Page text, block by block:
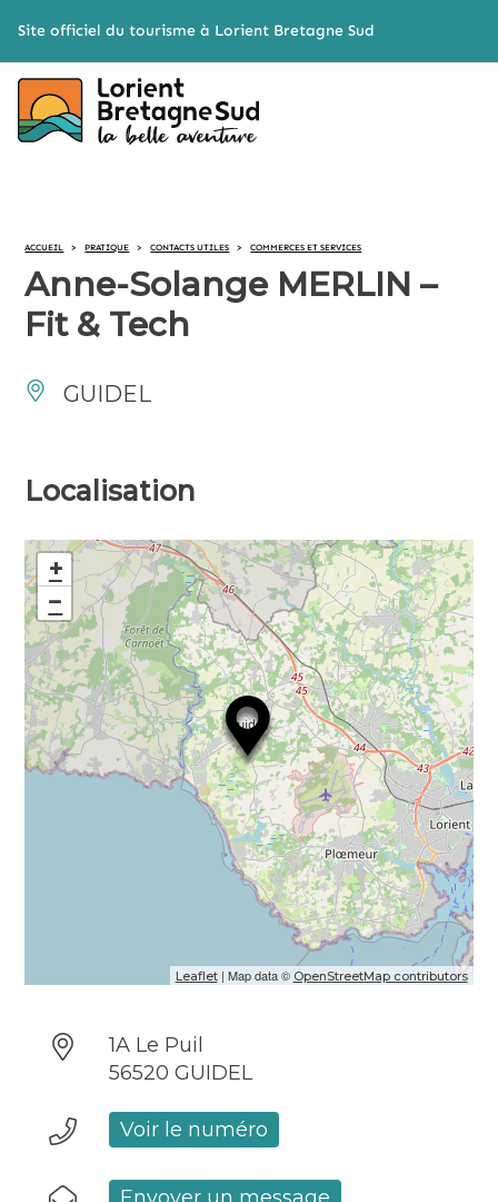
Site officiel du tourisme à Lorient Bretagne Sud
ACCUEIL > PRATIQUE > CONTACTS UTILES > COMMERCES ET SERVICES
Anne-Solange MERLIN –
Fit & Tech
GUIDEL
Localisation
+
−
Leaflet| Map data © OpenStreetMap contributors
1A Le Puil
56520 GUIDEL
Voir le numéro